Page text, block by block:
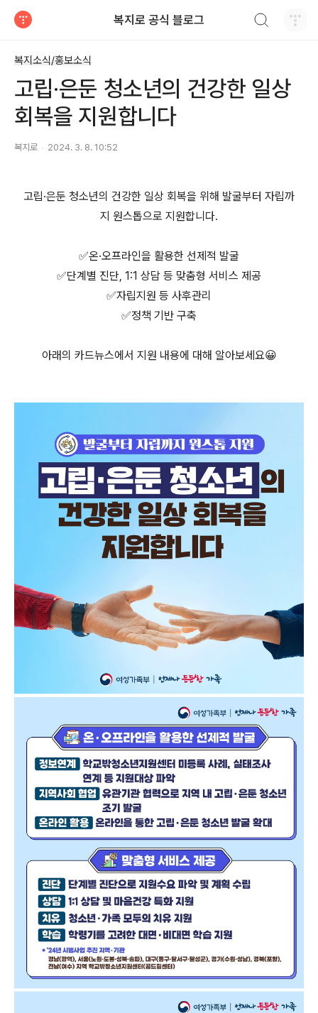
복지로 공식 블로그
복지소식/홍보소식
고립·은둔 청소년의 건강한 일상
회복을 지원합니다
복지로 2024. 3. 8. 10:52
고립·은둔 청소년의 건강한 일상 회복을 위해 발굴부터 자립까
지 원스톱으로 지원합니다.
✅온·오프라인을 활용한 선제적 발굴
✅단계별 진단, 1:1 상담 등 맞춤형 서비스 제공
✅자립지원 등 사후관리
✅정책 기반 구축
아래의 카드뉴스에서 지원 내용에 대해 알아보세요😀